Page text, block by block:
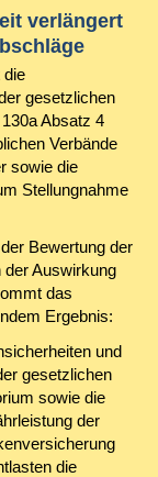
verlängert
die
gesetzlichen
Absatz 4
Verbände
sowie die
Stellungnahme
Bewertung der
Auswirkung
das
Ergebnis:
und
gesetzlichen
sowie die
der
die